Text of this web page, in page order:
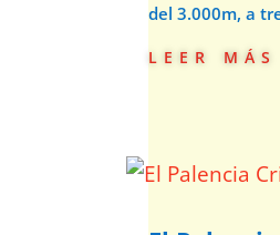
del 3.000m, a
leer más